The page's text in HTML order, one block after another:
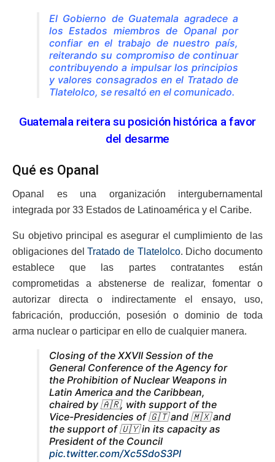
El Gobierno de Guatemala agradece a
los Estados miembros de Opanal por
confiar en el trabajo de nuestro país,
reiterando su compromiso de continuar
contribuyendo a impulsar los principios
y valores consagrados en el Tratado de
Tlatelolco, se resaltó en el comunicado.
Guatemala reitera su posición histórica a favor
del desarme
Qué es Opanal
Opanal es una organización intergubernamental
integrada por 33 Estados de Latinoamérica y el Caribe.
Su objetivo principal es asegurar el cumplimiento de las
obligaciones delTratado de Tlatelolco. Dicho documento
establece que las partes contratantes están
comprometidas a abstenerse de realizar, fomentar o
autorizar directa o indirectamente el ensayo, uso,
fabricación, producción, posesión o dominio de toda
arma nuclear o participar en ello de cualquier manera.
Closing of the XXVII Session of the
General Conference of the Agency for
the Prohibition of Nuclear Weapons in
Latin America and the Caribbean,
chaired by 🇦🇷, with support of the
Vice-Presidencies of 🇬🇹 and 🇲🇽 and
the support of 🇺🇾 in its capacity as
President of the Council
pic.twitter.com/Xc5SdoS3PI